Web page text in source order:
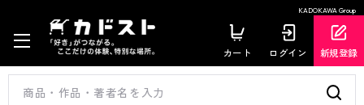
KADOKAWA Group
カート ログイン 新規登録